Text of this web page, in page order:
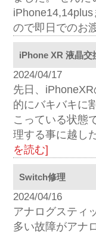
ので即日でのお
iPhone XR 液晶交
2024/04/17
先日、
的にバキバキに
こっている状態
理する事に越し
を読む]
Switch修理
2024/04/16
アナログスティ
多い故障がアナ